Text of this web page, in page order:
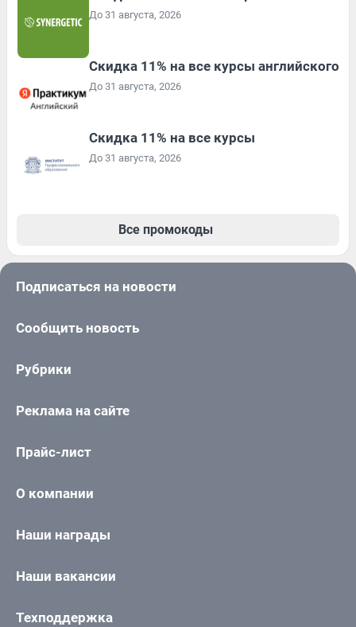
До 31 августа, 2026
Скидка 11% на все курсы английского
До 31 августа, 2026
Скидка 11% на все курсы
До 31 августа, 2026
Все промокоды
Подписаться на новости
Сообщить новость
Рубрики
Реклама на сайте
Прайс-лист
О компании
Наши награды
Наши вакансии
Техподдержка